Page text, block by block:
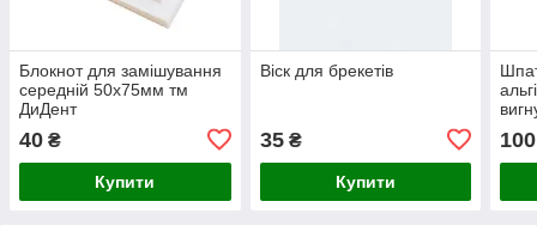
Блокнот для замішування
середній 50х75мм тм
ДиДент
40 ₴
Купити
Віск для брекетів
35₴
Купити
100